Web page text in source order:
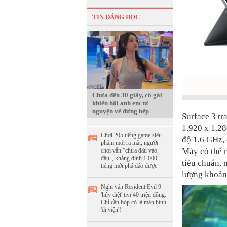
TIN ĐÁNG ĐỌC
Chưa đến 30 giây, cô gái
khiến hội anh em tự
nguyện về đứng bếp
Chơi 205 tiếng game siêu
phẩm mới ra mắt, người
chơi vẫn "chưa đâu vào
đâu", khẳng định 1.000
tiếng mới phá đảo được
Nghi vấn Resident Evil 9
'hủy diệt' tivi 40 triệu đồng:
Chỉ cần bóp cò là màn hình
'đi viện'!
Surface 3
1.920 x
độ 1,6
Máy có thể
tiêu chuẩn,
lượng